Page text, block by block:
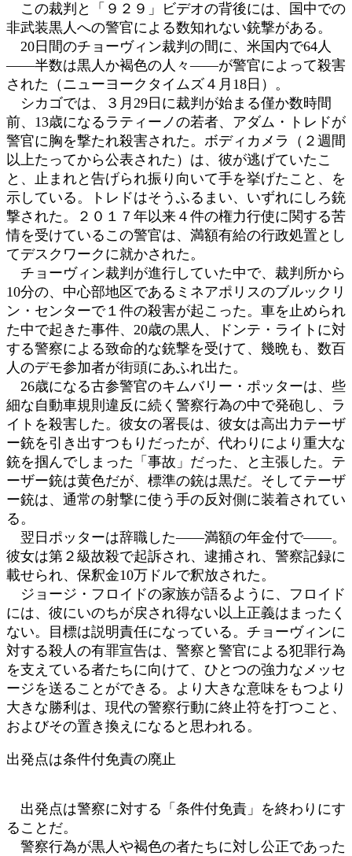
この裁判と「９２９」ビデオの背後には、国中での
非武装黒人への警官による数知れない銃撃がある。
20日間のチョーヴィン裁判の間に、米国内で64人
――半数は黒人か褐色の人々――が警官によって殺害
された（ニューヨークタイムズ４月18日）。
シカゴでは、３月29日に裁判が始まる僅か数時間
前、13歳になるラティーノの若者、アダム・トレドが
警官に胸を撃たれ殺害された。ボディカメラ（２週間
以上たってから公表された）は、彼が逃げていたこ
と、止まれと告げられ振り向いて手を挙げたこと、を
示している。トレドはそうふるまい、いずれにしろ銃
撃された。２０１７年以来４件の権力行使に関する苦
情を受けているこの警官は、満額有給の行政処置とし
てデスクワークに就かされた。
チョーヴィン裁判が進行していた中で、裁判所から
10分の、中心部地区であるミネアポリスのブルックリ
ン・センターで１件の殺害が起こった。車を止められ
た中で起きた事件、20歳の黒人、ドンテ・ライトに対
する警察による致命的な銃撃を受けて、幾晩も、数百
人のデモ参加者が街頭にあふれ出た。
26歳になる古参警官のキムバリー・ポッターは、些
細な自動車規則違反に続く警察行為の中で発砲し、ラ
イトを殺害した。彼女の署長は、彼女は高出力テーザ
ー銃を引き出すつもりだったが、代わりにより重大な
銃を掴んでしまった「事故」だった、と主張した。テ
ーザー銃は黄色だが、標準の銃は黒だ。そしてテーザ
ー銃は、通常の射撃に使う手の反対側に装着されてい
る。
翌日ポッターは辞職した――満額の年金付で――。
彼女は第２級故殺で起訴され、逮捕され、警察記録に
載せられ、保釈金10万ドルで釈放された。
ジョージ・フロイドの家族が語るように、フロイド
には、彼にいのちが戻され得ない以上正義はまったく
ない。目標は説明責任になっている。チョーヴィンに
対する殺人の有罪宣告は、警察と警官による犯罪行為
を支えている者たちに向けて、ひとつの強力なメッセ
ージを送ることができる。より大きな意味をもつより
大きな勝利は、現代の警察行動に終止符を打つこと、
およびその置き換えになると思われる。
出発点は条件付免責の廃止
出発点は警察に対する「条件付免責」を終わりにす
ることだ。
警察行為が黒人や褐色の者たちに対し公正であった